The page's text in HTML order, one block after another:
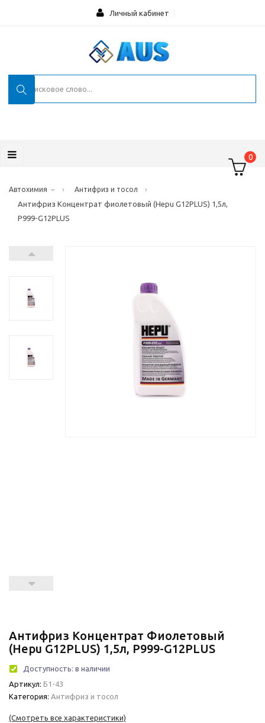
Личный кабинет
0
Автохимия › Антифриз и тосол
›
Антифриз Концентрат фиолетовый (Hepu G12PLUS) 1,5л,
P999-G12PLUS
Антифриз Концентрат Фиолетовый
(Hepu G12PLUS) 1,5л, P999-G12PLUS
Доступность: в наличии
Артикул: Б1-43
Категория: Антифриз и тосол
(Смотреть все характеристики)